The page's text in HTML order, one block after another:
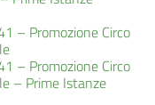
– Promozione Circo
– Promozione Circo
– Prime Istanze